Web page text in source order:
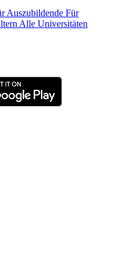
Auszubildende Für
Alle Universitäten